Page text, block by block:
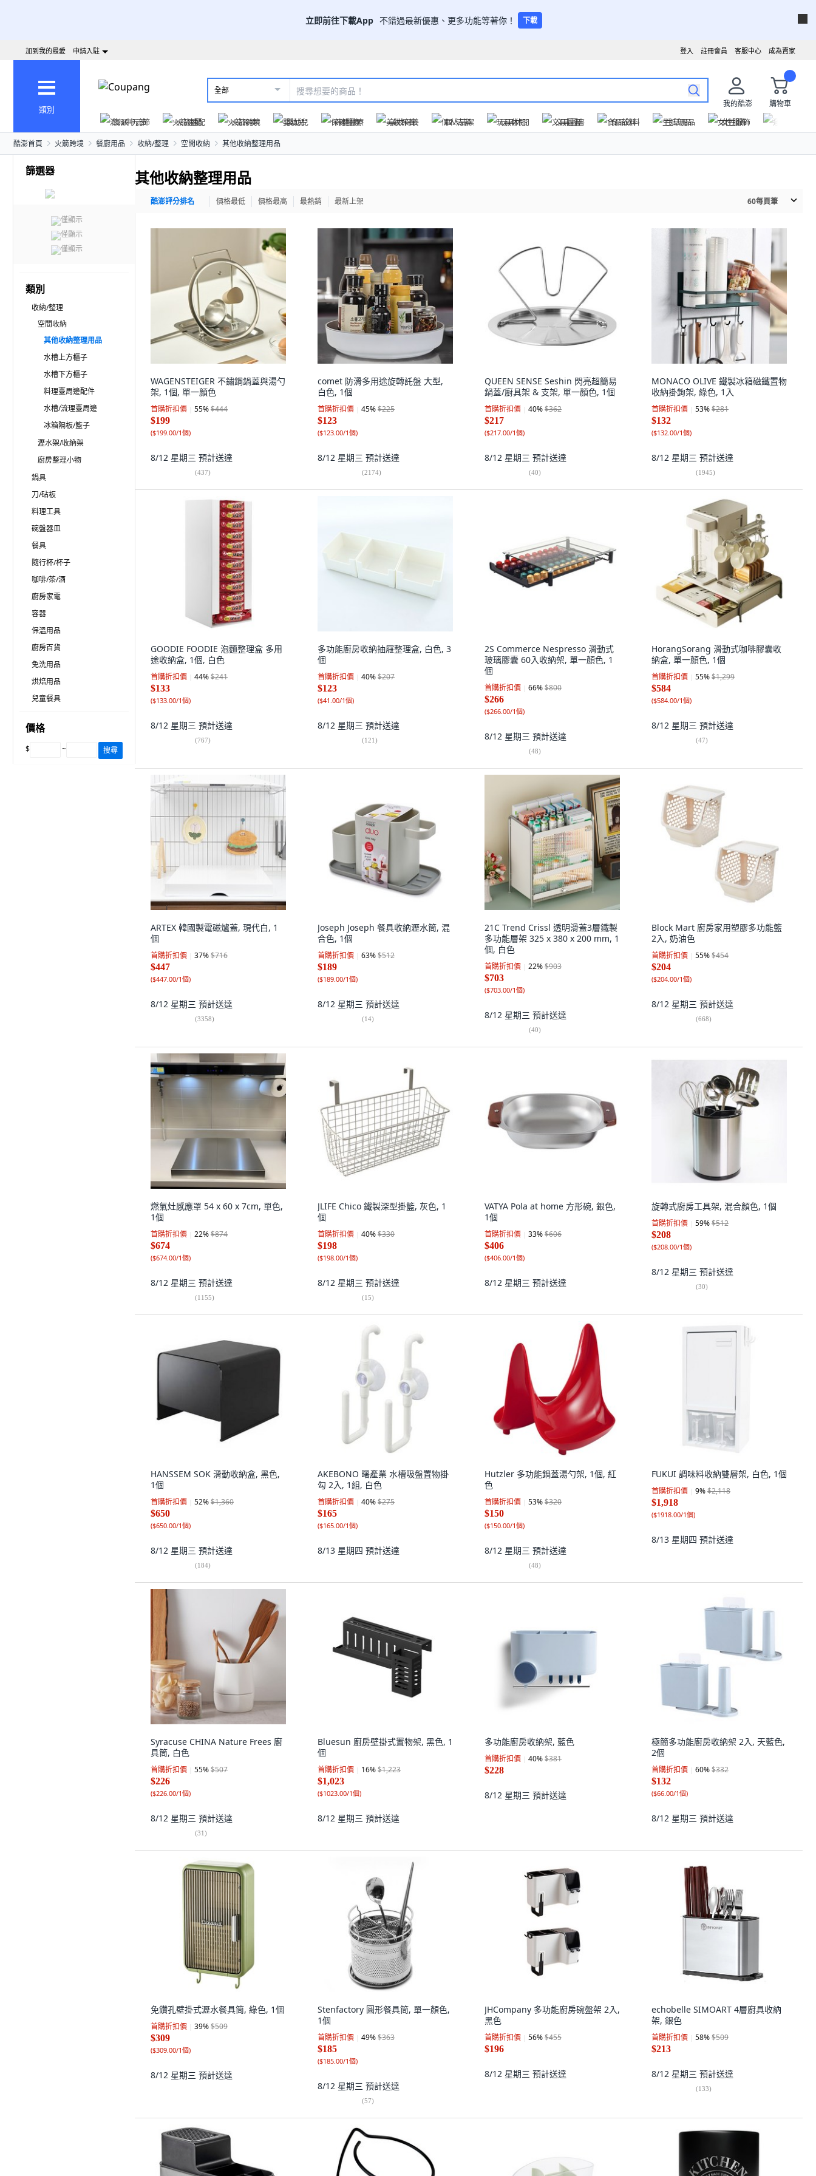
立即前往下載App 不錯過最新優惠、更多功能等著你！ 下載
成為賣家
客服中心
註冊會員
登入
加到我的最愛 申請入駐
類別
全部
我的酷澎
購物車
澎派中元節
火箭速配 火箭跨境 嬰幼兒 保健醫療 美妝保養 個人清潔 玩具休閒 文具圖書 食品飲料 生活用品 女性服飾
酷澎首頁 火箭跨境 餐廚用品 收納/整理 空間收納 其他收納整理用品
篩選器
僅顯示
僅顯示
僅顯示
類別
收納/整理
空間收納
其他收納整理用品
水槽上方櫃子
水槽下方櫃子
料理臺周邊配件
水槽/流理臺周邊
冰箱隔板/籃子
瀝水架/收納架
廚房整理小物
鍋具
刀/砧板
料理工具
碗盤器皿
餐具
隨行杯/杯子
咖啡/茶/酒
廚房家電
容器
保溫用品
廚房百貨
免洗用品
烘焙用品
兒童餐具
價格
$ ~ 搜尋
其他收納整理用品
酷澎評分排名 價格最低 價格最高 最熱銷 最新上架 60每頁筆
WAGENSTEIGER 不鏽鋼鍋蓋與湯勺
架, 1個, 單一顏色
首購折扣價 55%$444
$199
($199.00/1個)
8/12 星期三 預計送達
(437)
comet 防滑多用途旋轉託盤 大型,
白色, 1個
首購折扣價 45%$225
$123
($123.00/1個)
8/12 星期三 預計送達
(2174)
QUEEN SENSE Seshin 閃亮超簡易
鍋蓋/廚具架 & 支架, 單一顏色, 1個
首購折扣價 40%$362
$217
($217.00/1個)
8/12 星期三 預計送達
(40)
MONACO OLIVE 鐵製冰箱磁鐵置物
收納掛鉤架, 綠色, 1入
首購折扣價 53%$281
$132
($132.00/1個)
8/12 星期三 預計送達
(1945)
GOODIE FOODIE 泡麵整理盒 多用
途收納盒, 1個, 白色
首購折扣價 44%$241
$133
($133.00/1個)
8/12 星期三 預計送達
(767)
多功能廚房收納抽屜整理盒, 白色, 3
個
首購折扣價 40%$207
$123
($41.00/1個)
8/12 星期三 預計送達
(121)
2S Commerce Nespresso 滑動式
玻璃膠囊 60入收納架, 單一顏色, 1
個
首購折扣價 66%$800
$266
($266.00/1個)
8/12 星期三 預計送達
(48)
HorangSorang 滑動式咖啡膠囊收
納盒, 單一顏色, 1個
首購折扣價 55%$1,299
$584
($584.00/1個)
8/12 星期三 預計送達
(47)
ARTEX 韓國製電磁爐蓋, 現代白, 1
個
首購折扣價 37%$716
$447
($447.00/1個)
8/12 星期三 預計送達
(3358)
Joseph Joseph 餐具收納瀝水筒, 混
合色, 1個
首購折扣價 63%$512
$189
($189.00/1個)
8/12 星期三 預計送達
(14)
21C Trend Crissl 透明滑蓋3層鐵製
多功能層架 325 x 380 x 200 mm, 1
個, 白色
首購折扣價 22%$903
$703
($703.00/1個)
8/12 星期三 預計送達
(40)
Block Mart 廚房家用塑膠多功能籃
2入, 奶油色
首購折扣價 55%$454
$204
($204.00/1個)
8/12 星期三 預計送達
(668)
燃氣灶感應罩 54 x 60 x 7cm, 單色,
1個
首購折扣價 22%$874
$674
($674.00/1個)
8/12 星期三 預計送達
(1155)
JLIFE Chico 鐵製深型掛籃, 灰色, 1
個
首購折扣價 40%$330
$198
($198.00/1個)
8/12 星期三 預計送達
(15)
VATYA Pola at home 方形碗, 銀色,
1個
首購折扣價 33%$606
$406
($406.00/1個)
8/12 星期三 預計送達
旋轉式廚房工具架, 混合顏色, 1個
首購折扣價 59%$512
$208
($208.00/1個)
8/12 星期三 預計送達
(30)
HANSSEM SOK 滑動收納盒, 黑色,
1個
首購折扣價 52%$1,360
$650
($650.00/1個)
8/12 星期三 預計送達
(184)
AKEBONO 曙產業 水槽吸盤置物掛
勾 2入, 1組, 白色
首購折扣價 40%$275
$165
($165.00/1個)
8/13 星期四 預計送達
Hutzler 多功能鍋蓋湯勺架, 1個, 紅
色
首購折扣價 53%$320
$150
($150.00/1個)
8/12 星期三 預計送達
(48)
FUKUI 調味料收納雙層架, 白色, 1個
首購折扣價 9%$2,118
$1,918
($1918.00/1個)
8/13 星期四 預計送達
Syracuse CHINA Nature Frees 廚
具筒, 白色
首購折扣價 55%$507
$226
($226.00/1個)
8/12 星期三 預計送達
(31)
Bluesun 廚房壁掛式置物架, 黑色, 1
個
首購折扣價 16%$1,223
$1,023
($1023.00/1個)
8/12 星期三 預計送達
多功能廚房收納架, 藍色
首購折扣價 40%$381
$228
8/12 星期三 預計送達
極簡多功能廚房收納架 2入, 天藍色,
2個
首購折扣價 60%$332
$132
($66.00/1個)
8/12 星期三 預計送達
免鑽孔壁掛式瀝水餐具筒, 綠色, 1個
首購折扣價 39%$509
$309
($309.00/1個)
8/12 星期三 預計送達
Stenfactory 圓形餐具筒, 單一顏色,
1個
首購折扣價 49%$363
$185
($185.00/1個)
8/12 星期三 預計送達
(57)
JHCompany 多功能廚房碗盤架 2入,
黑色
首購折扣價 56%$455
$196
8/12 星期三 預計送達
echobelle SIMOART 4層廚具收納
架, 銀色
首購折扣價 58%$509
$213
8/12 星期三 預計送達
(133)